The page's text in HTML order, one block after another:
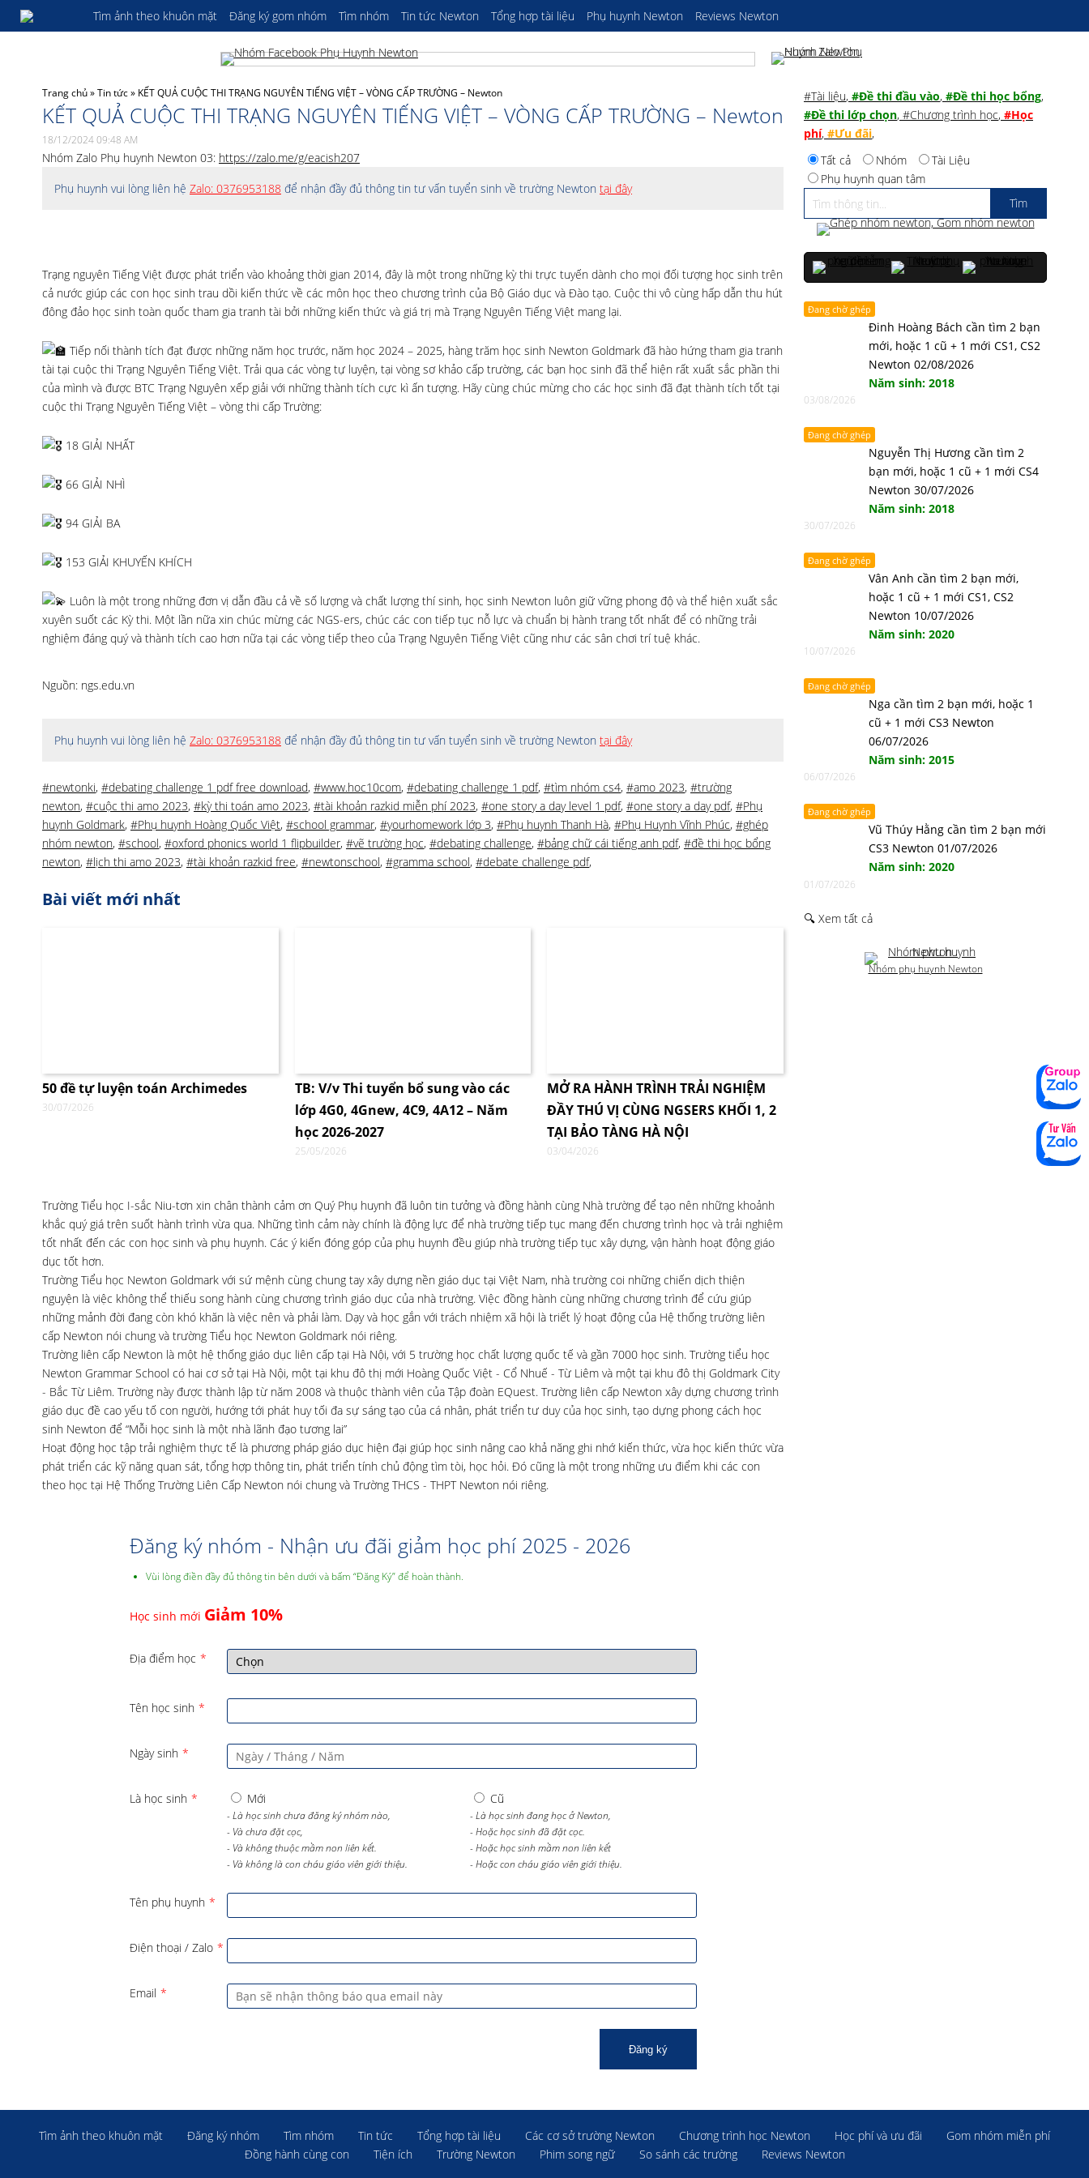
Tìm ảnh theo khuôn mặt Đăng ký gom nhóm Tìm nhóm Tin tức Newton Tổng hợp tài liệu Phụ huynh Newton Reviews Newton
Trang chủ»Tin tức» KẾT QUẢ CUỘC THI TRẠNG NGUYÊN TIẾNG VIỆT – VÒNG CẤP TRƯỜNG – Newton
KẾT QUẢ CUỘC THI TRẠNG NGUYÊN TIẾNG VIỆT – VÒNG CẤP TRƯỜNG – Newton
18/12/2024 09:48 AM
Nhóm Zalo Phụ huynh Newton 03: https://zalo.me/g/eacish207
Phụ huynh vui lòng liên hệ Zalo: 0376953188 để nhận đầy đủ thông tin tư vấn tuyển sinh về trường Newton tại đây
Trạng nguyên Tiếng Việt được phát triển vào khoảng thời gian 2014, đây là một trong những kỳ thi trực tuyến dành cho mọi đối tượng học sinh trên
cả nước giúp các con học sinh trau dồi kiến thức về các môn học theo chương trình của Bộ Giáo dục và Đào tạo. Cuộc thi vô cùng hấp dẫn thu hút
đông đảo học sinh toàn quốc tham gia tranh tài bởi những kiến thức và giá trị mà Trạng Nguyên Tiếng Việt mang lại.
Tiếp nối thành tích đạt được những năm học trước, năm học 2024 – 2025, hàng trăm học sinh Newton Goldmark đã hào hứng tham gia tranh
tài tại cuộc thi Trạng Nguyên Tiếng Việt. Trải qua các vòng tự luyện, tại vòng sơ khảo cấp trường, các bạn học sinh đã thể hiện rất xuất sắc phần thi
của mình và được BTC Trạng Nguyên xếp giải với những thành tích cực kì ấn tượng. Hãy cùng chúc mừng cho các học sinh đã đạt thành tích tốt tại
cuộc thi Trạng Nguyên Tiếng Việt – vòng thi cấp Trường:
18 GIẢI NHẤT
66 GIẢI NHÌ
94 GIẢI BA
153 GIẢI KHUYẾN KHÍCH
Luôn là một trong những đơn vị dẫn đầu cả về số lượng và chất lượng thí sinh, học sinh Newton luôn giữ vững phong độ và thể hiện xuất sắc
xuyên suốt các Kỳ thi. Một lần nữa xin chúc mừng các NGS-ers, chúc các con tiếp tục nỗ lực và chuẩn bị hành trang tốt nhất để có những trải
nghiệm đáng quý và thành tích cao hơn nữa tại các vòng tiếp theo của Trạng Nguyên Tiếng Việt cũng như các sân chơi trí tuệ khác.
Nguồn: ngs.edu.vn
Phụ huynh vui lòng liên hệ Zalo: 0376953188 để nhận đầy đủ thông tin tư vấn tuyển sinh về trường Newton tại đây
#newtonki, #debating challenge 1 pdf free download, #www.hoc10com, #debating challenge 1 pdf, #tìm nhóm cs4, #amo 2023, #trường
newton, #cuộc thi amo 2023, #kỳ thi toán amo 2023, #tài khoản razkid miễn phí 2023, #one story a day level 1 pdf, #one story a day pdf, #Phụ
huynh Goldmark, #Phụ huynh Hoàng Quốc Việt, #school grammar, #yourhomework lớp 3, #Phụ huynh Thanh Hà, #Phụ Huynh Vĩnh Phúc, #ghép
nhóm newton, #school, #oxford phonics world 1 flipbuilder, #vẽ trường học, #debating challenge, #bảng chữ cái tiếng anh pdf, #đề thi học bổng
newton, #lịch thi amo 2023, #tài khoản razkid free, #newtonschool, #gramma school, #debate challenge pdf,
Bài viết mới nhất
50 đề tự luyện toán Archimedes
30/07/2026
TB: V/v Thi tuyển bổ sung vào các
lớp 4G0, 4Gnew, 4C9, 4A12 – Năm
học 2026-2027
25/05/2026
MỞ RA HÀNH TRÌNH TRẢI NGHIỆM
ĐẦY THÚ VỊ CÙNG NGSERS KHỐI 1, 2
TẠI BẢO TÀNG HÀ NỘI
03/04/2026
Trường Tiểu học I-sắc Niu-tơn xin chân thành cảm ơn Quý Phụ huynh đã luôn tin tưởng và đồng hành cùng Nhà trường để tạo nên những khoảnh
khắc quý giá trên suốt hành trình vừa qua. Những tình cảm này chính là động lực để nhà trường tiếp tục mang đến chương trình học và trải nghiệm
tốt nhất đến các con học sinh và phụ huynh. Các ý kiến đóng góp của phụ huynh đều giúp nhà trường tiếp tục xây dựng, vận hành hoạt động giáo
dục tốt hơn.
Trường Tiểu học Newton Goldmark với sứ mệnh cùng chung tay xây dựng nền giáo dục tại Việt Nam, nhà trường coi những chiến dịch thiện
nguyện là việc không thể thiếu song hành cùng chương trình giáo dục của nhà trường. Việc đồng hành cùng những chương trình để cứu giúp
những mảnh đời đang còn khó khăn là việc nên và phải làm. Dạy và học gắn với trách nhiệm xã hội là triết lý hoạt động của Hệ thống trường liên
cấp Newton nói chung và trường Tiểu học Newton Goldmark nói riêng.
Trường liên cấp Newton là một hệ thống giáo dục liên cấp tại Hà Nội, với 5 trường học chất lượng quốc tế và gần 7000 học sinh. Trường tiểu học
Newton Grammar School có hai cơ sở tại Hà Nội, một tại khu đô thị mới Hoàng Quốc Việt - Cổ Nhuế - Từ Liêm và một tại khu đô thị Goldmark City
- Bắc Từ Liêm. Trường này được thành lập từ năm 2008 và thuộc thành viên của Tập đoàn EQuest. Trường liên cấp Newton xây dựng chương trình
giáo dục đề cao yếu tố con người, hướng tới phát huy tối đa sự sáng tạo của cá nhân, phát triển tư duy của học sinh, tạo dựng phong cách học
sinh Newton để “Mỗi học sinh là một nhà lãnh đạo tương lai”
Hoạt động học tập trải nghiệm thực tế là phương pháp giáo dục hiện đại giúp học sinh nâng cao khả năng ghi nhớ kiến thức, vừa học kiến thức vừa
phát triển các kỹ năng quan sát, tổng hợp thông tin, phát triển tính chủ động tìm tòi, học hỏi. Đó cũng là một trong những ưu điểm khi các con
theo học tại Hệ Thống Trường Liên Cấp Newton nói chung và Trường THCS - THPT Newton nói riêng.
Đăng ký nhóm - Nhận ưu đãi giảm học phí 2025 - 2026
Vùi lòng điền đầy đủ thông tin bên dưới và bấm “Đăng Ký” để hoàn thành.
Học sinh mới Giảm 10%
Địa điểm học *
Tên học sinh *
Ngày sinh *
Là học sinh * Mới
- Là học sinh chưa đăng ký nhóm nào,
- Và chưa đặt cọc,
- Và không thuộc mầm non liên kết.
- Và không là con cháu giáo viên giới thiệu.
Cũ
- Là học sinh đang học ở Newton,
- Hoặc học sinh đã đặt cọc.
- Hoặc học sinh mầm non liên kết
- Hoặc con cháu giáo viên giới thiệu.
Tên phụ huynh *
Điện thoại / Zalo *
Email *
Đăng ký
#Tài liệu, #Đề thi đầu vào, #Đề thi học bổng,
#Đề thi lớp chọn, #Chương trình học, #Học
phí, #Ưu đãi,
Tất cả
Nhóm
Tài Liệu
Phụ huynh quan tâm
Đang chờ ghép
Đinh Hoàng Bách cần tìm 2 bạn
mới, hoặc 1 cũ + 1 mới CS1, CS2
Newton 02/08/2026
Năm sinh: 2018
03/08/2026
Đang chờ ghép
Nguyễn Thị Hương cần tìm 2
bạn mới, hoặc 1 cũ + 1 mới CS4
Newton 30/07/2026
Năm sinh: 2018
30/07/2026
Đang chờ ghép
Vân Anh cần tìm 2 bạn mới,
hoặc 1 cũ + 1 mới CS1, CS2
Newton 10/07/2026
Năm sinh: 2020
10/07/2026
Đang chờ ghép
Nga cần tìm 2 bạn mới, hoặc 1
cũ + 1 mới CS3 Newton
06/07/2026
Năm sinh: 2015
06/07/2026
Đang chờ ghép
Vũ Thúy Hằng cần tìm 2 bạn mới
CS3 Newton 01/07/2026
Năm sinh: 2020
01/07/2026
🔍 Xem tất cả
Nhóm phụ huynh Newton
Tìm ảnh theo khuôn mặt Đăng ký nhóm Tìm nhóm Tin tức Tổng hợp tài liệu Các cơ sở trường Newton Chương trình học Newton Học phí và ưu đãi
Gom nhóm miễn phí
Đồng hành cùng con
Tiện ích Trường Newton Phim song ngữ So sánh các trường Reviews Newton